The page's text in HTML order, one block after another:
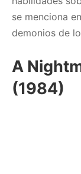
se menciona
demonios de
A
(1984)